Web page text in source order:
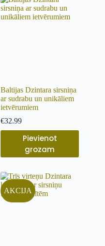
Baltijas Dzintara sirsniņa
ar sudrabu un unikāliem
ietvērumiem
€32.99
Pievienot
grozam
AKCIJA